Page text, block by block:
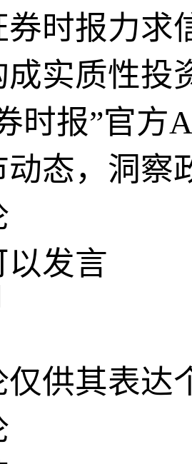
券时报力求
成实质性投
时报”官方
动态，洞察
以发言
仅供其表达